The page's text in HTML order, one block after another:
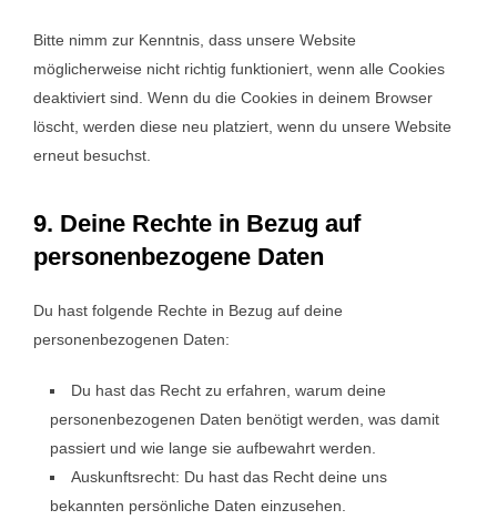
Bitte nimm zur Kenntnis, dass unsere Website
möglicherweise nicht richtig funktioniert, wenn alle Cookies
deaktiviert sind. Wenn du die Cookies in deinem Browser
löscht, werden diese neu platziert, wenn du unsere Website
erneut besuchst.
9. Deine Rechte in Bezug auf
personenbezogene Daten
Du hast folgende Rechte in Bezug auf deine
personenbezogenen Daten:
Du hast das Recht zu erfahren, warum deine
personenbezogenen Daten benötigt werden, was damit
passiert und wie lange sie aufbewahrt werden.
Auskunftsrecht: Du hast das Recht deine uns
bekannten persönliche Daten einzusehen.